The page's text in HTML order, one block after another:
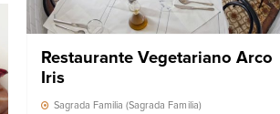
Restaurante Vegetariano Arco
Iris
Sagrada Familia (Sagrada Familia)